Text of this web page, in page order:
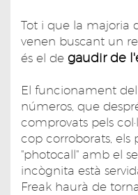
Tot i que la majoria
venen buscant un
és el de gaudir de
El funcionament
números, que
comprovats pels
cop corroborats, els
"photocall" amb el
incògnita està
Freak haurà de